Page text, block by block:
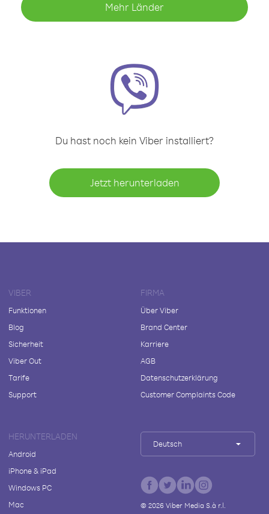
Mehr Länder
Du hast noch kein Viber installiert?
Jetzt herunterladen
VIBER
Funktionen
Blog
Sicherheit
Viber Out
Tarife
Support
FIRMA
Über Viber
Brand Center
Karriere
AGB
Datenschutzerklärung
Customer Complaints Code
HERUNTERLADEN
Android
iPhone & iPad
Windows PC
Mac
Deutsch
© 2026Viber Media S.à r.l.